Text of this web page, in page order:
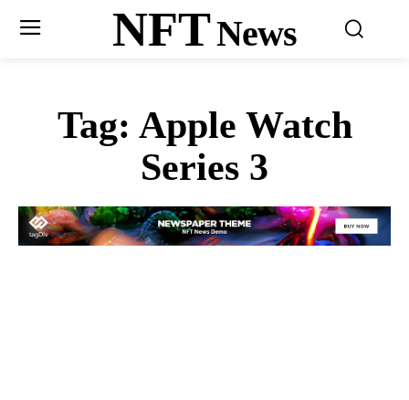
NFTNews
Tag: Apple Watch
Series 3